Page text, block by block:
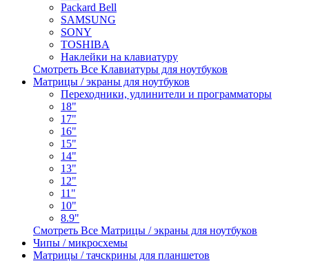
Packard Bell
SAMSUNG
SONY
TOSHIBA
Наклейки на клавиатуру
Смотреть Все Клавиатуры для ноутбуков
Матрицы / экраны для ноутбуков
Переходники, удлинители и программаторы
18"
17"
16"
15"
14"
13"
12"
11"
10"
8.9"
Смотреть Все Матрицы / экраны для ноутбуков
Чипы / микросхемы
Матрицы / тачскрины для планшетов